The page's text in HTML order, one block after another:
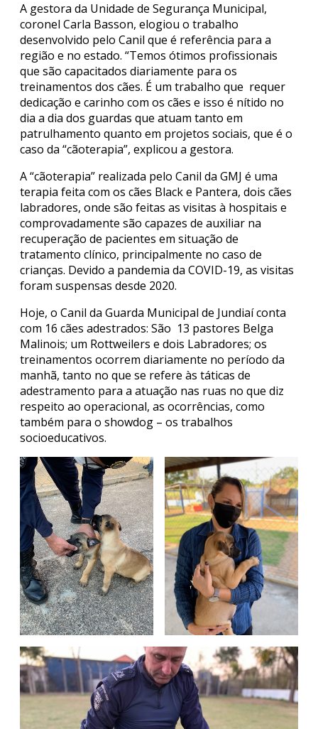
A gestora da Unidade de Segurança Municipal,
coronel Carla Basson, elogiou o trabalho
desenvolvido pelo Canil que é referência para a
região e no estado. “Temos ótimos profissionais
que são capacitados diariamente para os
treinamentos dos cães. É um trabalho que requer
dedicação e carinho com os cães e isso é nítido no
dia a dia dos guardas que atuam tanto em
patrulhamento quanto em projetos sociais, que é o
caso da “cãoterapia”, explicou a gestora.
A “cãoterapia” realizada pelo Canil da GMJ é uma
terapia feita com os cães Black e Pantera, dois cães
labradores, onde são feitas as visitas à hospitais e
comprovadamente são capazes de auxiliar na
recuperação de pacientes em situação de
tratamento clínico, principalmente no caso de
crianças. Devido a pandemia da COVID-19, as visitas
foram suspensas desde 2020.
Hoje, o Canil da Guarda Municipal de Jundiaí conta
com 16 cães adestrados: São 13 pastores Belga
Malinois; um Rottweilers e dois Labradores; os
treinamentos ocorrem diariamente no período da
manhã, tanto no que se refere às táticas de
adestramento para a atuação nas ruas no que diz
respeito ao operacional, as ocorrências, como
também para o showdog – os trabalhos
socioeducativos.